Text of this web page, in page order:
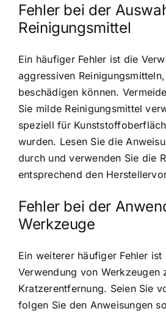
Fehler bei der
Reinigungsmittel
Ein häufiger Fehler ist die
aggressiven
beschädigen können.
Sie milde Reinigungsmittel
speziell für
wurden. Lesen Sie die
durch und verwenden Sie die
entsprechend den
Fehler bei der
Werkzeuge
Ein weiterer häufiger Fehler
Verwendung von Werkzeugen
Kratzerentfernung. Seien Sie
folgen Sie den Anweisungen